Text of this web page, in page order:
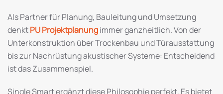
Als Partner für Planung, Bauleitung und Umsetzung
denktPU Projektplanungimmer ganzheitlich. Von der
Unterkonstruktion über Trockenbau und Türausstattung
bis zur Nachrüstung akustischer Systeme: Entscheidend
ist das Zusammenspiel.
Single Smart ergänzt diese Philosophie perfekt. Es bietet